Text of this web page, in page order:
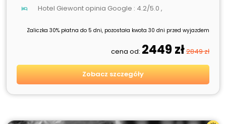
Hotel Giewont opinia Google : 4.2/5.0 ,
Zaliczka 30% płatna do 5 dni, pozostała kwota 30 dni przed wyjazdem
cena od: 2449 zł2849 zł
Zobacz szczegóły